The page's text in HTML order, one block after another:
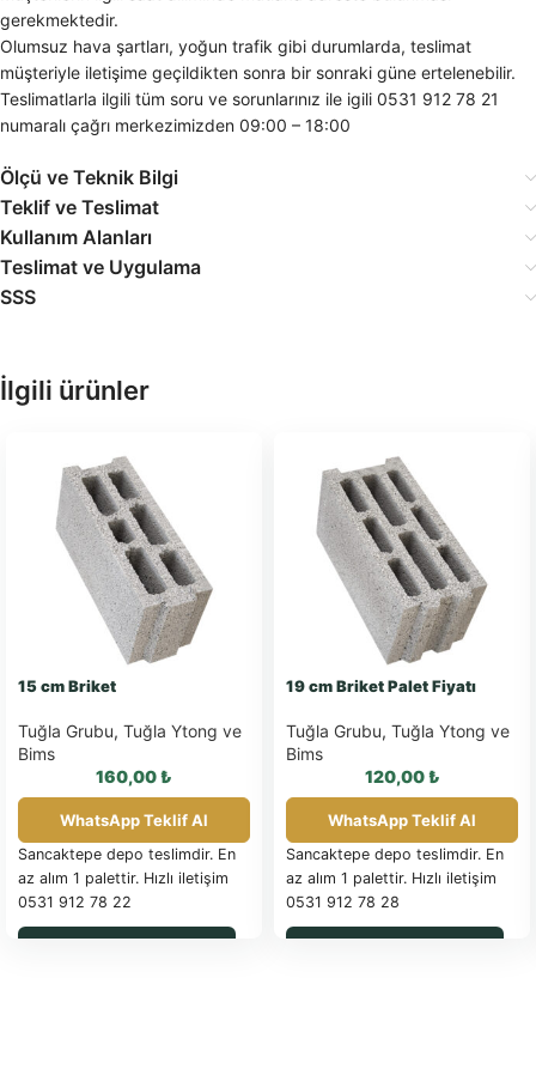
gerekmektedir.
Olumsuz hava şartları, yoğun trafik gibi durumlarda, teslimat
müşteriyle iletişime geçildikten sonra bir sonraki güne ertelenebilir.
Teslimatlarla ilgili tüm soru ve sorunlarınız ile igili 0531 912 78 21
numaralı çağrı merkezimizden 09:00 – 18:00
Ölçü ve Teknik Bilgi
Teklif ve Teslimat
Kullanım Alanları
Teslimat ve Uygulama
SSS
İlgili ürünler
15 cm Briket
Tuğla Grubu, Tuğla Ytong ve
Bims
160,00₺
WhatsApp Teklif Al
Sancaktepe depo teslimdir. En
az alım 1 palettir. Hızlı iletişim
0531 912 78 22
19 cm Briket Palet Fiyatı
Tuğla Grubu, Tuğla Ytong ve
Bims
120,00₺
WhatsApp Teklif Al
Sancaktepe depo teslimdir. En
az alım 1 palettir. Hızlı iletişim
0531 912 78 28